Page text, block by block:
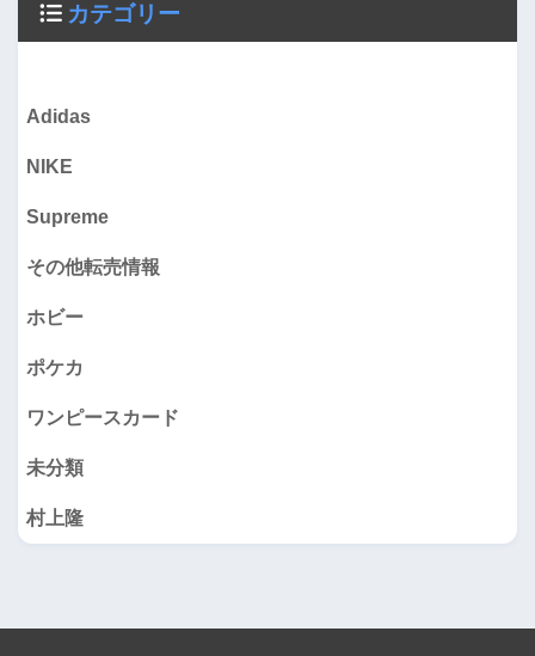
カテゴリー
Adidas
NIKE
Supreme
その他転売情報
ホビー
ポケカ
ワンピースカード
未分類
村上隆